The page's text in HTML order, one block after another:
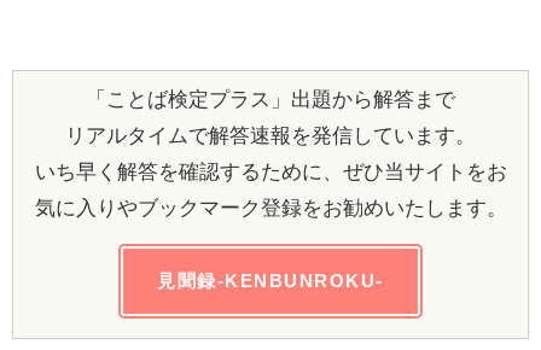
「ことば検定プラス」出題から解答まで
リアルタイムで解答速報を発信しています。
いち早く解答を確認するために、ぜひ当サイトをお
気に入りやブックマーク登録をお勧めいたします。
見聞録-KENBUNROKU-